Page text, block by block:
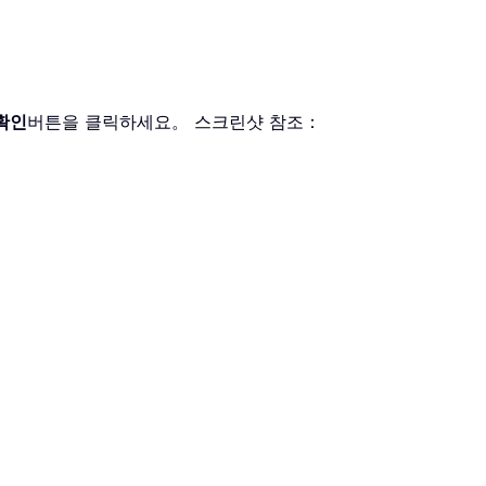
인버튼을 클릭하세요。 스크린샷 참조：